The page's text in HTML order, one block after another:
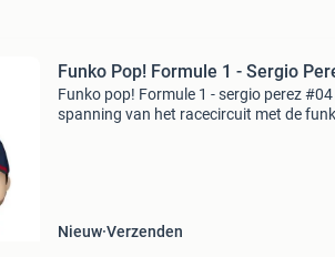
Funko Pop! Formule 1 - Sergio
Funko pop! Formule 1 - sergio perez #04
spanning van het racecircuit met de
Nieuw Verzenden